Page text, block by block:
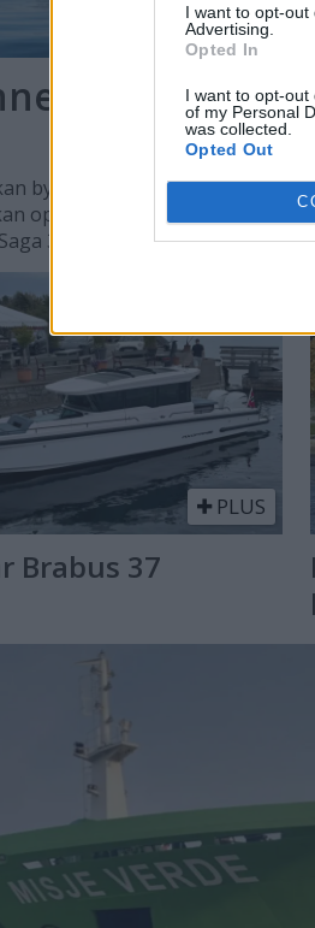
I want to opt-out
Advertising.
Opted In
I want to opt-out
of my Personal
was collected.
Opted Out
nyheter
by på en rekke store og små
oppleve er daycruiseren
355.
PLUS
Brabus 37